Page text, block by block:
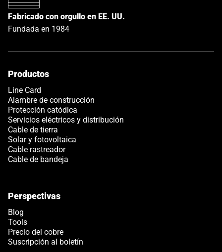
Fabricado con orgullo en EE. UU.
Fundada en 1984
Productos
Link opens in a new tab
Line Card
Alambre de construcción
Protección catódica
Servicios eléctricos y distribución
Cable de tierra
Solar y fotovoltaica
Cable rastreador
Cable de bandeja
Perspectivas
Blog
Tools
Precio del cobre
Suscripción al boletín